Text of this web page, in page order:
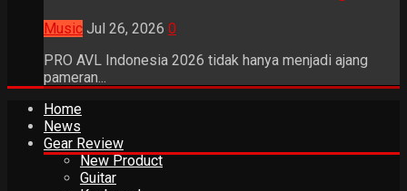
Music Jul 26, 2026 0
PRO AVL Indonesia 2026 tidak hanya menjadi ajang
pameran...
Home
News
Gear Review
New Product
Guitar